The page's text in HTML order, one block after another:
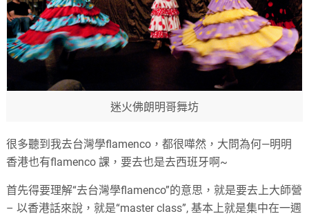
迷火佛朗明哥舞坊
很多聽到我去台灣學flamenco，都很嘩然，大問為何—明明
香港也有flamenco 課，要去也是去西班牙啊~
首先得要理解“去台灣學flamenco”的意思，就是要去上大師營
– 以香港話來說，就是“master class”, 基本上就是集中在一週